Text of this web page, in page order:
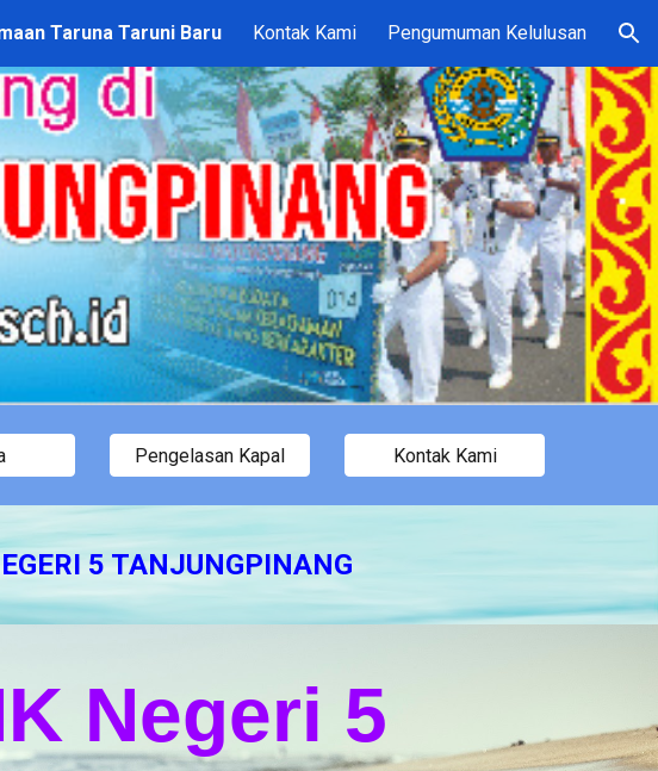
to navigation
Taruna Taruni Baru Kontak Kami Pengumuman Kelulusan
Pengelasan Kapal Kontak Kami
5 TANJUNGPINANG
Negeri 5